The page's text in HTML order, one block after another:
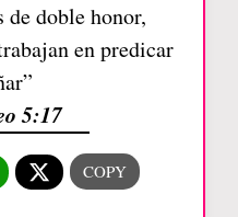
doble honor,
en predicar
5:17